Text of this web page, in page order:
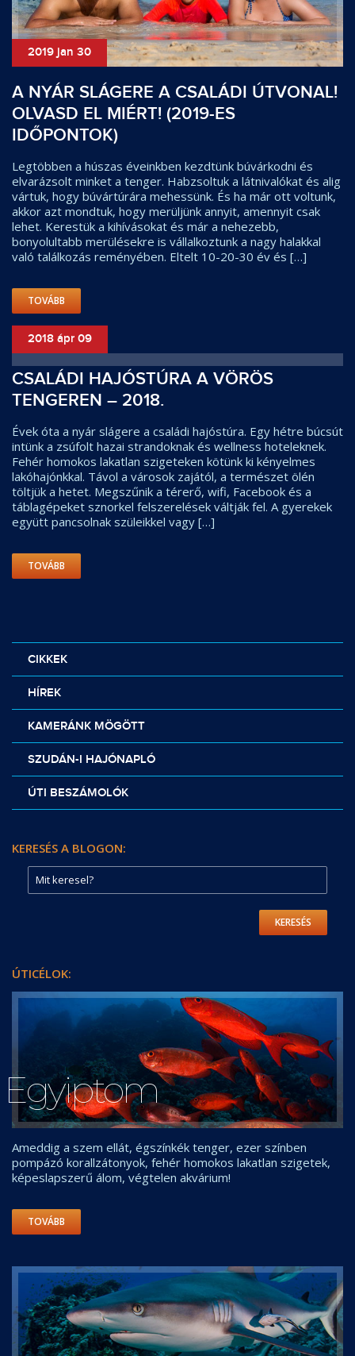
2019 jan 30
A NYÁR SLÁGERE A CSALÁDI ÚTVONAL!
OLVASD EL MIÉRT! (2019-ES
IDŐPONTOK)
Legtöbben a húszas éveinkben kezdtünk búvárkodni és
elvarázsolt minket a tenger. Habzsoltuk a látnivalókat és alig
vártuk, hogy búvártúrára mehessünk. És ha már ott voltunk,
akkor azt mondtuk, hogy merüljünk annyit, amennyit csak
lehet. Kerestük a kihívásokat és már a nehezebb,
bonyolultabb merülésekre is vállalkoztunk a nagy halakkal
való találkozás reményében. Eltelt 10-20-30 év és […]
TOVÁBB
2018 ápr 09
CSALÁDI HAJÓSTÚRA A VÖRÖS
TENGEREN – 2018.
Évek óta a nyár slágere a családi hajóstúra. Egy hétre búcsút
intünk a zsúfolt hazai strandoknak és wellness hoteleknek.
Fehér homokos lakatlan szigeteken kötünk ki kényelmes
lakóhajónkkal. Távol a városok zajától, a természet ölén
töltjük a hetet. Megszűnik a térerő, wifi, Facebook és a
táblagépeket sznorkel felszerelések váltják fel. A gyerekek
együtt pancsolnak szüleikkel vagy […]
TOVÁBB
CIKKEK
HÍREK
KAMERÁNK MÖGÖTT
SZUDÁN-I HAJÓNAPLÓ
ÚTI BESZÁMOLÓK
KERESÉS A BLOGON:
KERESÉS
ÚTICÉLOK:
Egyiptom
Ameddig a szem ellát, égszínkék tenger, ezer színben
pompázó korallzátonyok, fehér homokos lakatlan szigetek,
képeslapszerű álom, végtelen akvárium!
TOVÁBB